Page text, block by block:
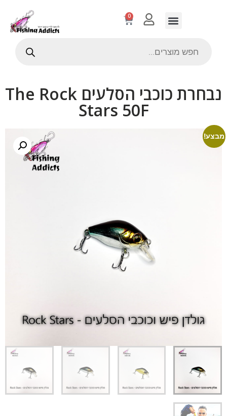
0
נבחרת כוכבי הסלעים The Rock
Stars 50F
מבצע!